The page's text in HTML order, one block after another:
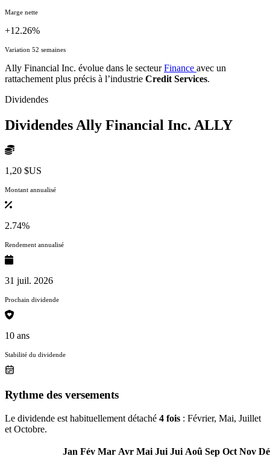
Marge nette
+12.26%
Variation 52 semaines
Ally Financial Inc. évolue dans le secteurFinance avec un
rattachement plus précis à l’industrie Credit Services.
Dividendes
Dividendes Ally Financial Inc. ALLY
1,20 $US
Montant annualisé
2.74%
Rendement annualisé
31 juil. 2026
Prochain dividende
10 ans
Stabilité du dividende
Rythme des versements
Le dividende est habituellement détaché 4 fois : Février, Mai, Juillet
et Octobre.
Jan Fév Mar Avr Mai Jui Jui Aoû Sep Oct Nov